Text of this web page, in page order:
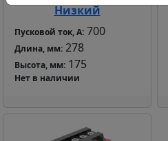
Низкий
Пусковой ток, А: 700
Длина, мм: 278
Высота, мм: 175
Нет в наличии